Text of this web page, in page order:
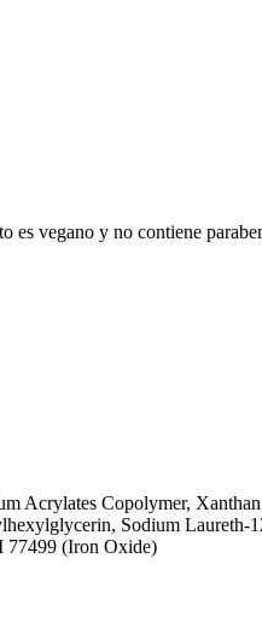
es vegano y no contiene
Acrylates Copolymer,
Sodium Laureth-
77499 (Iron Oxide)